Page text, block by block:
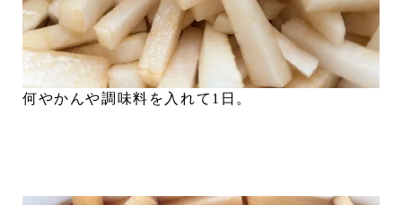
何やかんや調味料を入れて1日。